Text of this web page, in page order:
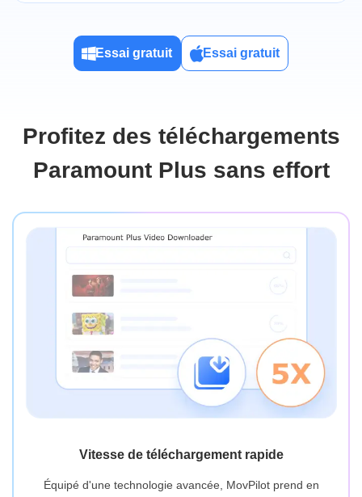
Essai gratuit Essai gratuit
Profitez des téléchargements
Paramount Plus sans effort
Préservation des métadonnées vidéo
Toutes les informations vidéo originales telles que les titres,